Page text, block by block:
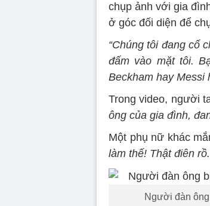
chụp ảnh với gia
ở góc đối diện để
“Chúng tôi đang cố
đấm vào mặt tôi.
Beckham hay Messi
Trong video, người
ông của gia đình,
Một phụ nữ khác
làm thế! Thật điên
Người đàn